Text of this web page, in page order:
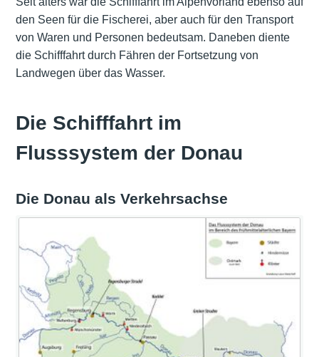
den Seen für die Fischerei, aber auch für den Transport
von Waren und Personen bedeutsam. Daneben diente
die Schifffahrt durch Fähren der Fortsetzung von
Landwegen über das Wasser.
Die Schifffahrt im
Flusssystem der Donau
Die Donau als Verkehrsachse